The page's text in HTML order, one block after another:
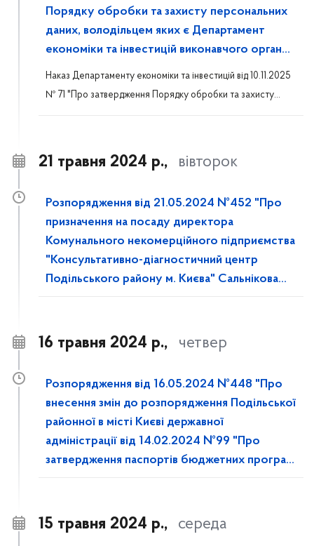
Порядку обробки та захисту персональних
даних, володільцем яких є Департамент
економіки та інвестицій виконавчого органу
Київської міської ради (Київської міської
державної адміністрації)"
Наказ Департаменту економіки та інвестицій від 10.11.2025
№ 71 "Про затвердження Порядку обробки та захисту
міської ради (Київської міської державної адміністрації)"
21 травня 2024 р., вівторок
Розпорядження від 21.05.2024 №452 "Про
призначення на посаду директора
Комунального некомерційного підприємства
"Консультативно-діагностичний центр
Подільського району м. Києва" Сальнікова
16 травня 2024 р., четвер
Розпорядження від 16.05.2024 №448 "Про
внесення змін до розпорядження Подільської
районної в місті Києві державної
адміністрації від 14.02.2024 №99 "Про
затвердження паспортів бюджетних програм
15 травня 2024 р., середа